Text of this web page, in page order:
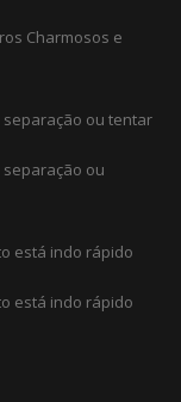
Charmosos e
ou tentar
ou
está indo rápido
está indo rápido